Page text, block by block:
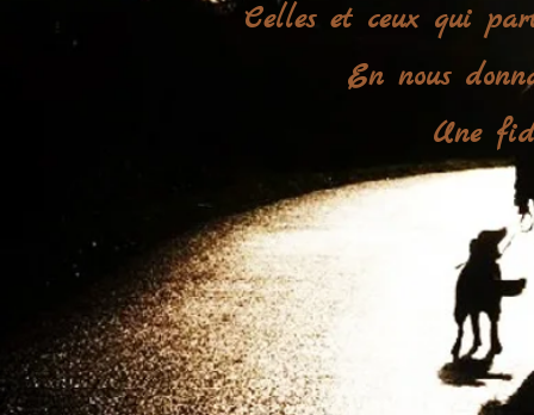
Celles et ceux qui
En nous
Une